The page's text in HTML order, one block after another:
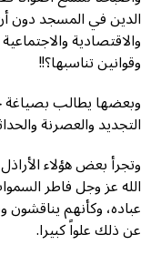
الدين في المسجد دون
والاقتصادية
وقوانين تناسبها؟!!
وبعضها يطالب بصياغة
التجديد والعصرنة
وتجرأ بعض هؤلاء
الله عز وجل فاطر
عباده، وكأنهم
عن ذلك علواً كبيرا.